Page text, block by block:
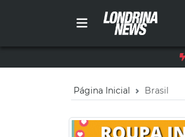
Página Inicial Brasil